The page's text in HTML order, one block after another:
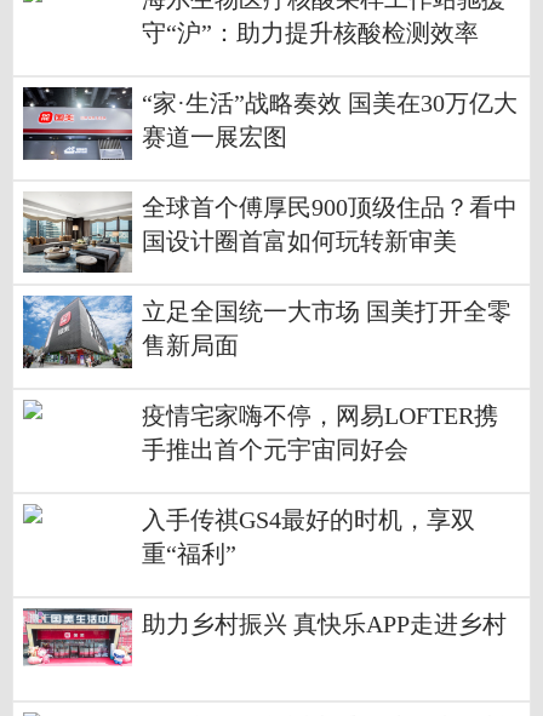
守“沪”：助力提升核酸检测效率
“家·生活”战略奏效 国美在30万亿大
赛道一展宏图
全球首个傅厚民900顶级住品？看中
国设计圈首富如何玩转新审美
立足全国统一大市场 国美打开全零
售新局面
疫情宅家嗨不停，网易LOFTER携
手推出首个元宇宙同好会
入手传祺GS4最好的时机，享双
重“福利”
助力乡村振兴 真快乐APP走进乡村